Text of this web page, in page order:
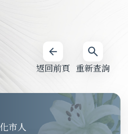
重新查詢
返回前頁
市人